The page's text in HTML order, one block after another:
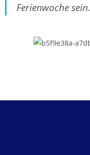
Ferienwoche sein.